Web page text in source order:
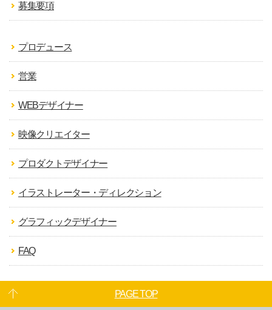
募集要項
プロデュース
営業
WEBデザイナー
映像クリエイター
プロダクトデザイナー
イラストレーター・ディレクション
グラフィックデザイナー
FAQ
PAGE TOP